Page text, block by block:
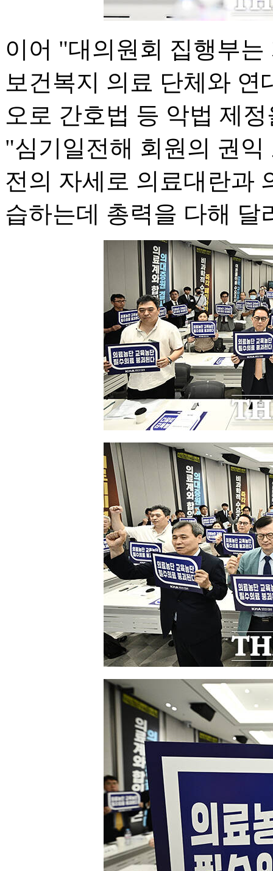
이어 "대의원회 집행부
보건복지 의료 단체와
오로 간호법 등 악법 제
"심기일전해 회원의 권
전의 자세로 의료대란과
습하는데 총력을 다해 달